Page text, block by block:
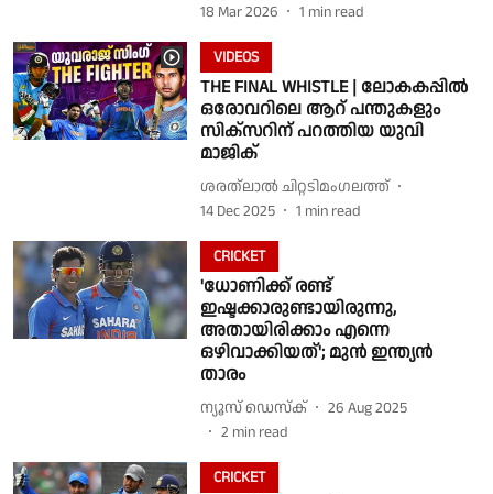
18 Mar 2026
1 min read
VIDEOS
THE FINAL WHISTLE | ലോകകപ്പിൽ
ഒരോവറിലെ ആറ് പന്തുകളും
സിക്സറിന് പറത്തിയ യുവി
മാജിക്
ശരത്‌ലാൽ ചിറ്റടിമംഗലത്ത്
14 Dec 2025
1 min read
CRICKET
'ധോണിക്ക് രണ്ട്
ഇഷ്ടക്കാരുണ്ടായിരുന്നു,
അതായിരിക്കാം എന്നെ
ഒഴിവാക്കിയത്'; മുന്‍ ഇന്ത്യന്‍
താരം
ന്യൂസ് ഡെസ്ക്
26 Aug 2025
2 min read
CRICKET